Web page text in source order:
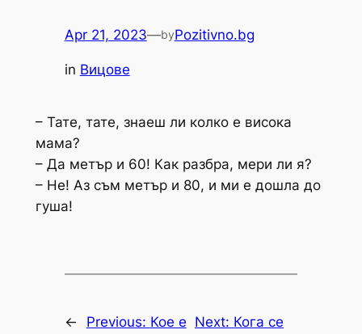
Apr 21, 2023—byPozitivno.bg
in Вицове
– Тате, тате, знаеш ли колко е висока
мама?
– Да метър и 60! Как разбра, мери ли я?
– Не! Аз съм метър и 80, и ми е дошла до
гуша!
← Previous: Кое е Next: Кога се